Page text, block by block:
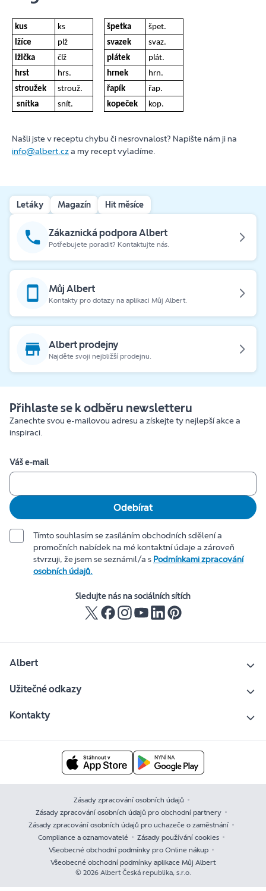
kus ks špetka
špet.
lžíce
plž svazek
svaz.
lžička
člž plátek
plát.
hrst
hrs. hrnek
hrn.
stroužek
strouž. řapík
řap.
snítka
snít. kopeček kop.
Našli jste v receptu chybu či nesrovnalost? Napište nám ji na
info@albert.cza my recept vyladíme.
Letáky Magazín Hit měsíce
Zákaznická podpora Albert
Potřebujete poradit? Kontaktujte nás.
Můj Albert
Kontakty pro dotazy na aplikaci Můj Albert.
Albert prodejny
Najděte svoji nejbližší prodejnu.
Přihlaste se k odběru newsletteru
Zanechte svou e-mailovou adresu a získejte ty nejlepší akce a
inspiraci.
Váš e-mail
Odebírat
Tímto souhlasím se zasíláním obchodních sdělení a
promočních nabídek na mé kontaktní údaje a zároveň
stvrzuji, že jsem se seznámil/a s Podmínkami zpracování
osobních údajů.
Sledujte nás na sociálních sítích
Albert
Užitečné odkazy
Kontakty
Zásady zpracování osobních údajů
Zásady zpracování osobních údajů pro obchodní partnery
Zásady zpracování osobních údajů pro uchazeče o zaměstnání
Compliance a oznamovatelé
Zásady používání cookies
Všeobecné obchodní podmínky pro Online nákup
Všeobecné obchodní podmínky aplikace Můj Albert
© 2026 Albert Česká republika, s.r.o.